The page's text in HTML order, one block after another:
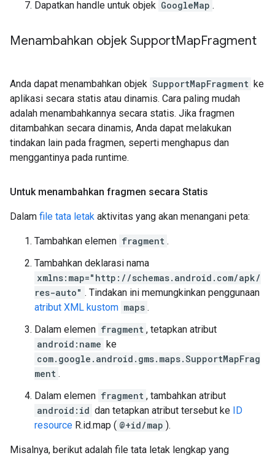
Dapatkan handle untuk objek GoogleMap .
Menambahkan objek SupportMapFragment
Anda dapat menambahkan objek SupportMapFragment ke
aplikasi secara statis atau dinamis. Cara paling mudah
adalah menambahkannya secara statis. Jika fragmen
ditambahkan secara dinamis, Anda dapat melakukan
tindakan lain pada fragmen, seperti menghapus dan
menggantinya pada runtime.
Untuk menambahkan fragmen secara Statis
Dalam file tata letak aktivitas yang akan menangani peta:
Tambahkan elemen fragment .
Tambahkan deklarasi nama
xmlns:map="http://schemas.android.com/apk/
res-auto" . Tindakan ini memungkinkan penggunaan
atribut XML kustom maps .
Dalam elemen fragment , tetapkan atribut
android:name ke
com.google.android.gms.maps.SupportMapFrag
ment .
Dalam elemen fragment , tambahkan atribut
android:id dan tetapkan atribut tersebut ke ID
resource R.id.map ( @+id/map ).
Misalnya, berikut adalah file tata letak lengkap yang